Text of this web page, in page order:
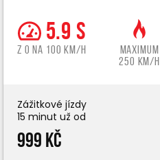
5.9 s
z 0 na 100 km/h
Maximum
250 km/h
Zážitkové jízdy
15 minut už od
999 Kč